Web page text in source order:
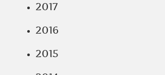
2017
2016
2015